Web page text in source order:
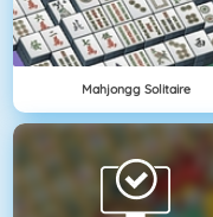
Mahjongg Solitaire